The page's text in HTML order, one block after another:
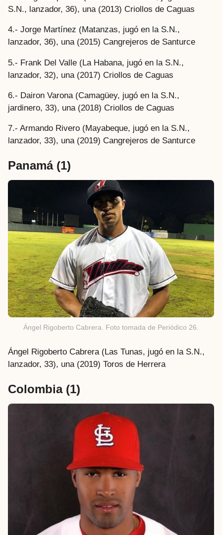
S.N., lanzador, 36), una (2013) Criollos de Caguas
4.- Jorge Martínez (Matanzas, jugó en la S.N.,
lanzador, 36), una (2015) Cangrejeros de Santurce
5.- Frank Del Valle (La Habana, jugó en la S.N.,
lanzador, 32), una (2017) Criollos de Caguas
6.- Dairon Varona (Camagüey, jugó en la S.N.,
jardinero, 33), una (2018) Criollos de Caguas
7.- Armando Rivero (Mayabeque, jugó en la S.N.,
lanzador, 33), una (2019) Cangrejeros de Santurce
Panamá(1)
Ángel Rigoberto Cabrera. Foto tomada de Periódico 26.
Ángel Rigoberto Cabrera (Las Tunas, jugó en la S.N.,
lanzador, 33), una (2019) Toros de Herrera
Colombia(1)